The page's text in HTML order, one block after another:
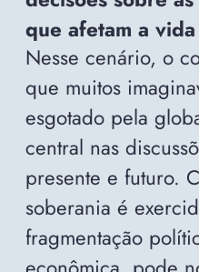
que afetam a
Nesse cenário, o
que muitos
esgotado pela
central nas
presente e futuro.
soberania é
fragmentação